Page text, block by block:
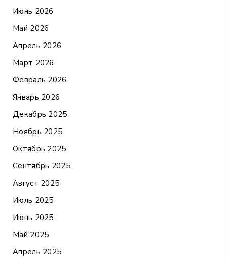
Июнь 2026
Май 2026
Апрель 2026
Март 2026
Февраль 2026
Январь 2026
Декабрь 2025
Ноябрь 2025
Октябрь 2025
Сентябрь 2025
Август 2025
Июль 2025
Июнь 2025
Май 2025
Апрель 2025